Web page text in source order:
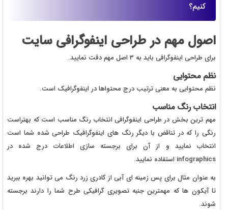
کنیم؟
اصول مهم در طراحی اینفوگرافی سایت
برای طراحی اینفوگرافی باید به 3 اصل مهم دقت نمایید.
نظم محتوایی
نظم محتوایی به معنی ترتیب درج محتواها در اینفوگرافیک است.
انتخاب رنگ مناسب
مهم ترین بخش در طراحی اینفوگرافی انتخاب رنگ مناسب است که بهتراست
رنگی را که در تناقض با دیگر رنگ های اینفوگرافیک طراحی شده شما است
انتخاب نمایید و از آن برای برجسته سازی اطلاعات درج شده در
infographics استفاده نمایید.
به عنوان مثال برای پس زمینه ای آبی از کادری زرد رنگ می توانید بهره ببرید
تا آیکون ها که مهمترین جنبه تصویری گرافیکی طرح شما را دارند برجسته
شوند.